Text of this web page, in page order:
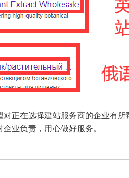
正在选择建站服务商的企业有
业负责，用心做好服务。